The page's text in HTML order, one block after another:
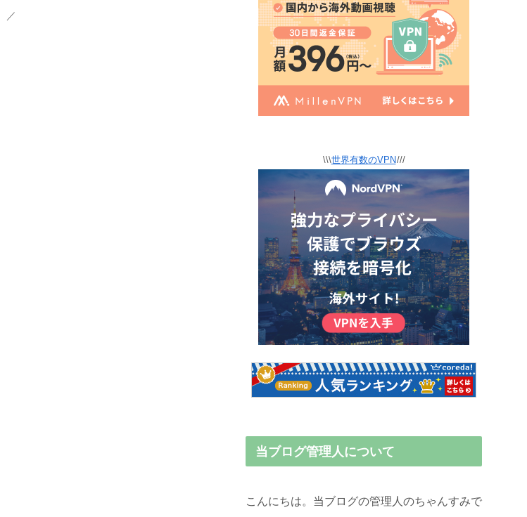
\\\世界有数のVPN///
当ブログ管理人について
こんにちは。当ブログの管理人のちゃんすみで